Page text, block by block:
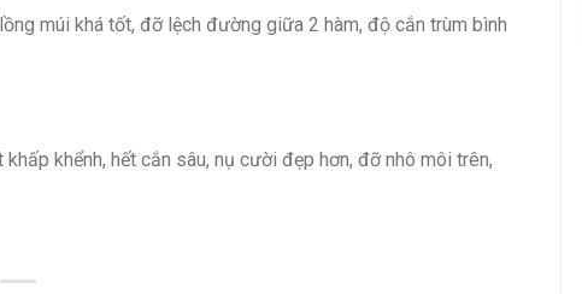
múi khá tốt, đỡ lệch đường giữa 2 hàm, độ cắn trùm bình
khểnh, hết cắn sâu, nụ cười đẹp hơn, đỡ nhô môi trên,